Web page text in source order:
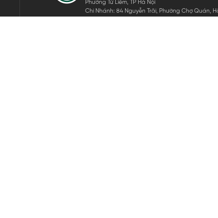
Phường Từ Liêm, TP Hà Nội
Chi Nhánh: 84 Nguyễn Trãi, Phường Chợ Quán,